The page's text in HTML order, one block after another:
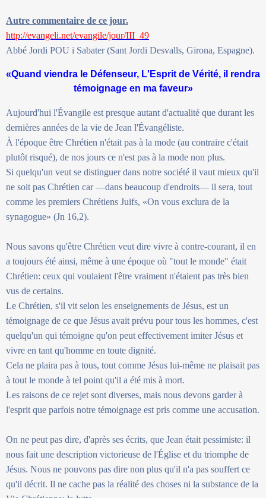
Autre commentaire de ce jour.
http://evangeli.net/evangile/jour/III_49
Abbé Jordi POU i Sabater (Sant Jordi Desvalls, Girona, Espagne).
«Quand viendra le Défenseur, L'Esprit de Vérité, il rendra
témoignage en ma faveur»
Aujourd'hui l'Évangile est presque autant d'actualité que durant les
dernières années de la vie de Jean l'Évangéliste.
À l'époque être Chrétien n'était pas à la mode (au contraire c'était
plutôt risqué), de nos jours ce n'est pas à la mode non plus.
Si quelqu'un veut se distinguer dans notre société il vaut mieux qu'il
ne soit pas Chrétien car —dans beaucoup d'endroits— il sera, tout
comme les premiers Chrétiens Juifs, «On vous exclura de la
synagogue» (Jn 16,2).
Nous savons qu'être Chrétien veut dire vivre à contre-courant, il en
a toujours été ainsi, même à une époque où "tout le monde" était
Chrétien: ceux qui voulaient l'être vraiment n'étaient pas très bien
vus de certains.
Le Chrétien, s'il vit selon les enseignements de Jésus, est un
témoignage de ce que Jésus avait prévu pour tous les hommes, c'est
quelqu'un qui témoigne qu'on peut effectivement imiter Jésus et
vivre en tant qu'homme en toute dignité.
Cela ne plaira pas à tous, tout comme Jésus lui-même ne plaisait pas
à tout le monde à tel point qu'il a été mis à mort.
Les raisons de ce rejet sont diverses, mais nous devons garder à
l'esprit que parfois notre témoignage est pris comme une accusation.
On ne peut pas dire, d'après ses écrits, que Jean était pessimiste: il
nous fait une description victorieuse de l'Église et du triomphe de
Jésus. Nous ne pouvons pas dire non plus qu'il n'a pas souffert ce
qu'il décrit. Il ne cache pas la réalité des choses ni la substance de la